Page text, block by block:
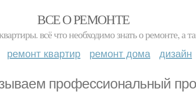
ВСЕ О РЕМОНТЕ
всё что необходимо знать о ремонте,
ремонт квартир ремонт дома дизайн
профессиональный